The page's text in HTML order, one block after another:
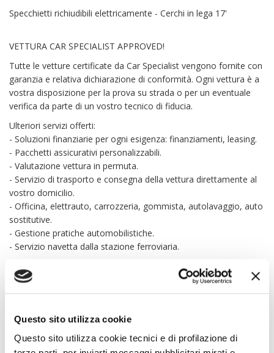
Questo sito utilizza cookie
Questo sito utilizza cookie tecnici e di profilazione di
Specchietti richiudibili elettricamente - Cerchi in lega 17'
VETTURA CAR SPECIALIST APPROVED!
Tutte le vetture certificate da Car Specialist vengono fornite con
garanzia e relativa dichiarazione di conformità. Ogni vettura è a
vostra disposizione per la prova su strada o per un eventuale
verifica da parte di un vostro tecnico di fiducia.
Ulteriori servizi offerti:
- Soluzioni finanziarie per ogni esigenza: finanziamenti, leasing.
- Pacchetti assicurativi personalizzabili.
- Valutazione vettura in permuta.
- Servizio di trasporto e consegna della vettura direttamente al
vostro domicilio.
- Officina, elettrauto, carrozzeria, gommista, autolavaggio, auto
sostitutive.
- Gestione pratiche automobilistiche.
- Servizio navetta dalla stazione ferroviaria.
Da Car Specialist potete anche soltanto vendere la vostra auto.
Possiamo acquistarla direttamente, fornendo la nostra
valutazione d’acquisto in tempo reale oppure gestirla in conto
Car Specialist S.r.l. declina ogni responsabilità per eventuali
involontarie incongruenze che non rappresentano in alcun modo